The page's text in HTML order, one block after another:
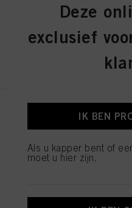
ID-nr.
IGORA
ID-nr.
Deze
exclusief
IK BEN
Als u kapper bent of
moet u hier zijn.